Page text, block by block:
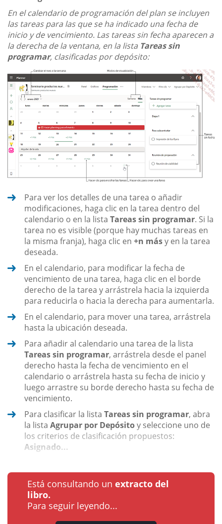
En el calendario de programación del plan se incluyen
las tareas para las que se ha indicado una fecha de
inicio y de vencimiento. Las tareas sin fecha aparecen a
la derecha de la ventana, en la lista Tareas sin
programar, clasificadas por depósito:
Para ver los detalles de una tarea o añadir
modificaciones, haga clic en la tarea dentro del
calendario o en la lista Tareas sin programar. Si la
tarea no es visible (porque hay muchas tareas en
la misma franja), haga clic en +n másy en la tarea
deseada.
En el calendario, para modificar la fecha de
vencimiento de una tarea, haga clic en el borde
derecho de la tarea y arrástrela hacia la izquierda
para reducirla o hacia la derecha para aumentarla.
En el calendario, para mover una tarea, arrástrela
hasta la ubicación deseada.
Para añadir al calendario una tarea de la lista
Tareas sin programar, arrástrela desde el panel
derecho hasta la fecha de vencimiento en el
calendario o arrástrela hasta su fecha de inicio y
luego arrastre su borde derecho hasta su fecha de
vencimiento.
Para clasificar la lista Tareas sin programar, abra
la lista Agrupar por Depósitoy seleccione uno de
los criterios de clasificación propuestos:
Asignado...
Está consultando un extracto del
libro.
Para seguir leyendo...